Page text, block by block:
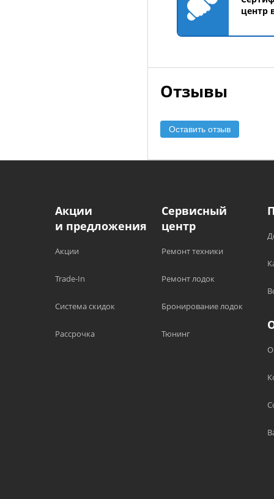
центр
Отзывы
Оставить отзыв
Акции
и предложения
Акции
Trade-In
Система скидок
Рассрочка
Сервисный
центр
Ремонт техники
Ремонт лодок
Бронирование лодок
Тюнинг
О